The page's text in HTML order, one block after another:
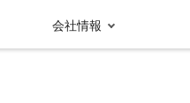
会社情報